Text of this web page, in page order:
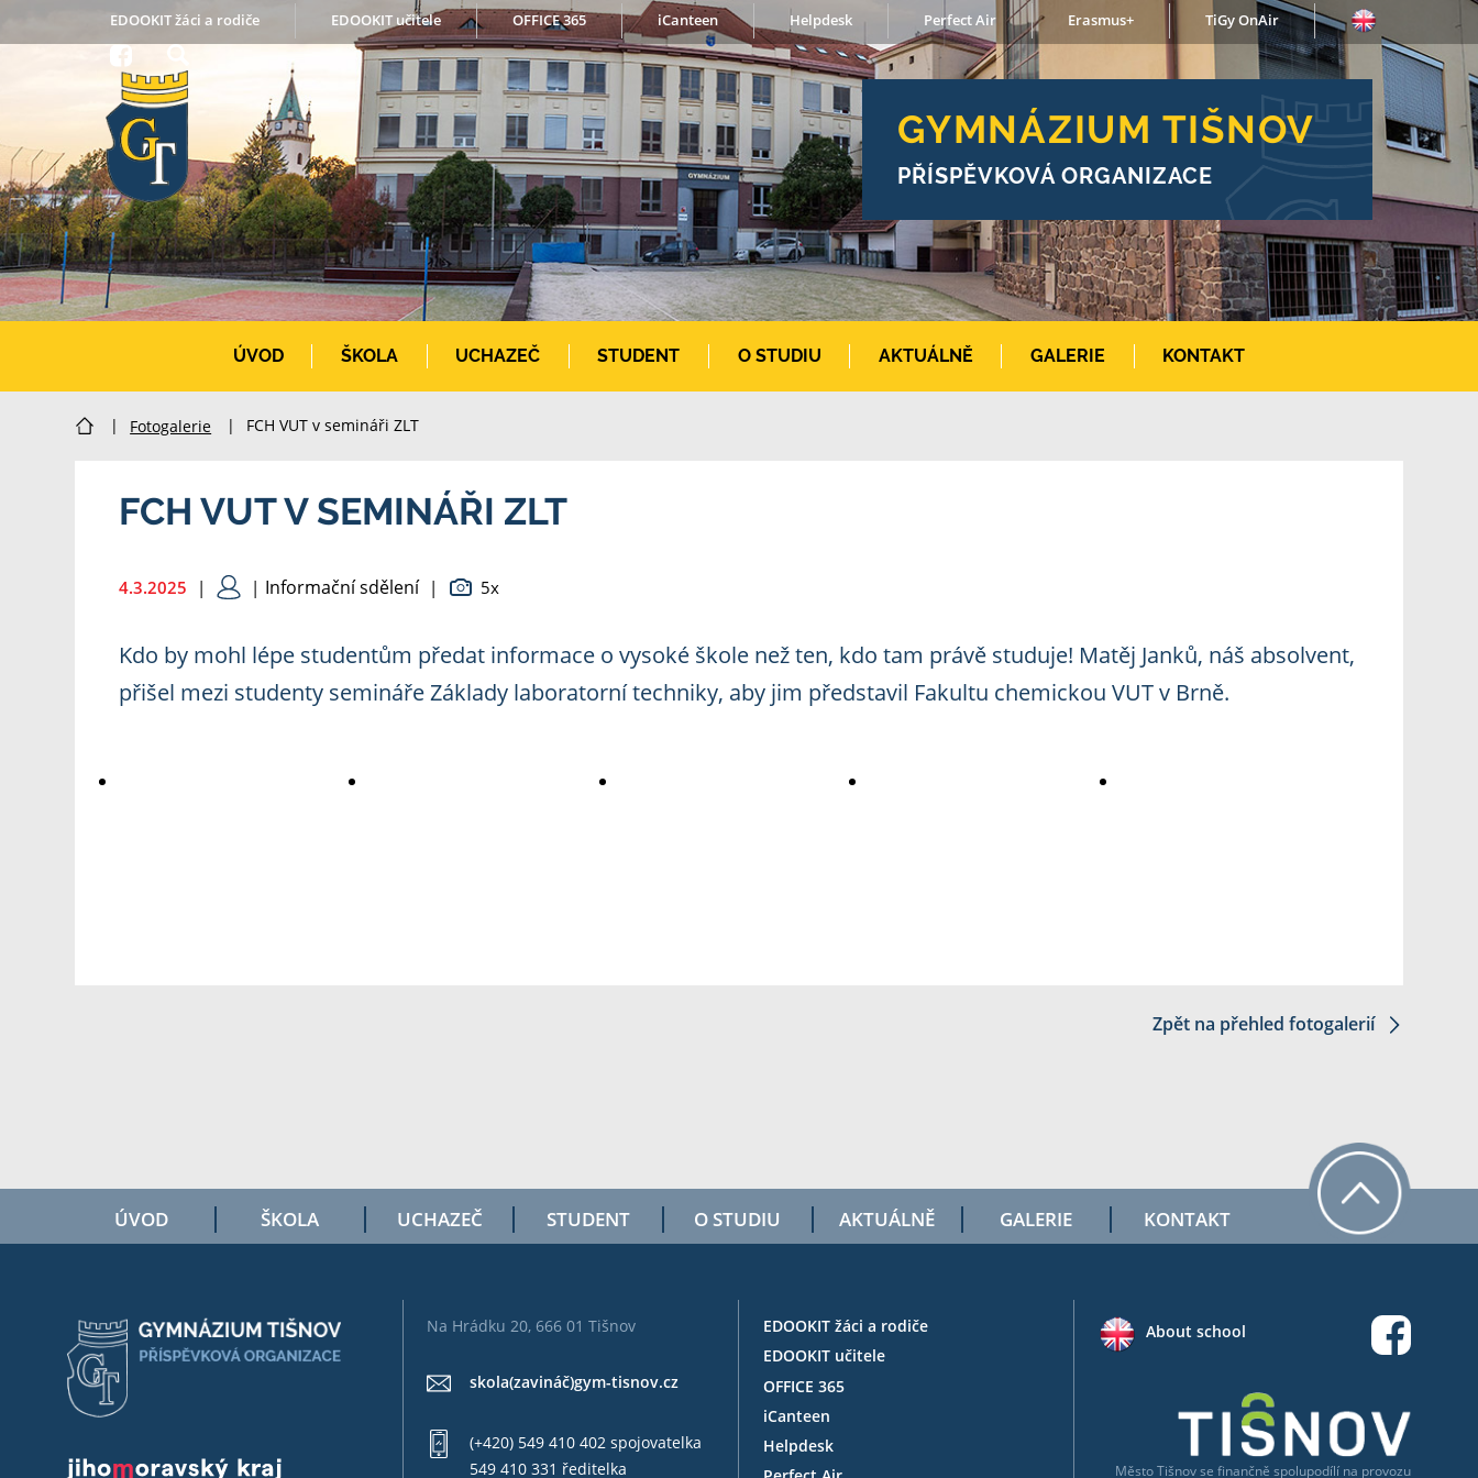
GYMNÁZIUM TIŠNOV
PŘÍSPĚVKOVÁ ORGANIZACE
EDOOKIT žáci a rodiče EDOOKIT učitele OFFICE 365 iCanteen Helpdesk Perfect Air Erasmus+ TiGy OnAir
ÚVOD ŠKOLA UCHAZEČ STUDENT O STUDIU AKTUÁLNĚ GALERIE KONTAKT
| Fotogalerie | FCH VUT v semináři ZLT
FCH VUT V SEMINÁŘI ZLT
4.3.2025 | | Informační sdělení | 5x
Kdo by mohl lépe studentům předat informace o vysoké škole než ten, kdo tam právě studuje! Matěj Janků, náš absolvent,
přišel mezi studenty semináře Základy laboratorní techniky, aby jim představil Fakultu chemickou VUT v Brně.
Zpět na přehled fotogalerií
ÚVOD ŠKOLA UCHAZEČ STUDENT O STUDIU AKTUÁLNĚ GALERIE KONTAKT
Na Hrádku 20, 666 01 Tišnov
skola(zavináč)gym-tisnov.cz
(+420) 549 410 402 spojovatelka
549 410 331 ředitelka
EDOOKIT žáci a rodiče
EDOOKIT učitele
OFFICE 365
iCanteen
Helpdesk
About school
Město Tišnov se finančně spolupodílí na provozu